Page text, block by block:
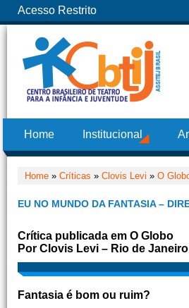
Acesso Restrito
Home Institucional
Home » Críticas » Clovis Levi » O
EU NO MUNDO DA FANTASIA –
Crítica publicada em O Globo
Por Clovis Levi – Rio de Janeiro
Fantasia é bom ou ruim?